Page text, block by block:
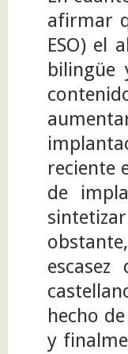
afirmar
ESO) el
bilingüe
reciente
de
hecho
y